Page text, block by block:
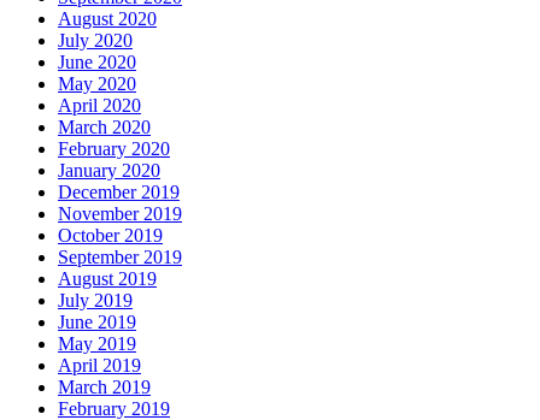
August 2020
July 2020
June 2020
May 2020
April 2020
March 2020
February 2020
January 2020
December 2019
November 2019
October 2019
September 2019
August 2019
July 2019
June 2019
May 2019
April 2019
March 2019
February 2019